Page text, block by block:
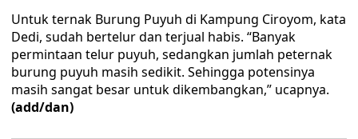
Untuk ternak Burung Puyuh di Kampung Ciroyom, kata
Dedi, sudah bertelur dan terjual habis. “Banyak
permintaan telur puyuh, sedangkan jumlah peternak
burung puyuh masih sedikit. Sehingga potensinya
masih sangat besar untuk dikembangkan,” ucapnya.
(add/dan)